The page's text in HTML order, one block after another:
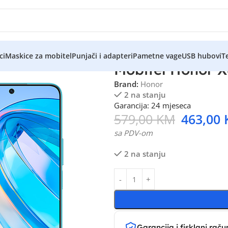
Maskice za mobitelPunjači i adapteriPametne vageUSB hubovi
Mobitel Honor
Brand: Honor
2 na stanju
Garancija: 24 mjeseca
579,00KM 463,00
sa PDV-om
2 na stanju